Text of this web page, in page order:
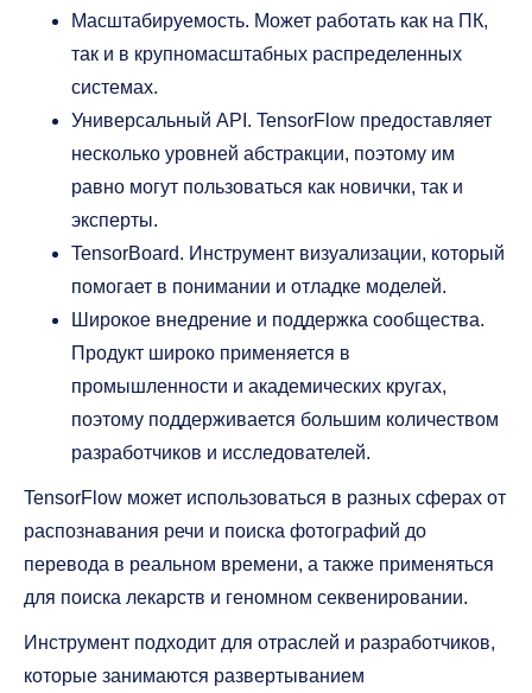
Масштабируемость. Может работать как на ПК,
так и в крупномасштабных распределенных
системах.
Универсальный API. TensorFlow предоставляет
несколько уровней абстракции, поэтому им
равно могут пользоваться как новички, так и
эксперты.
TensorBoard. Инструмент визуализации, который
помогает в понимании и отладке моделей.
Широкое внедрение и поддержка сообщества.
Продукт широко применяется в
промышленности и академических кругах,
поэтому поддерживается большим количеством
разработчиков и исследователей.
TensorFlow может использоваться в разных сферах от
распознавания речи и поиска фотографий до
перевода в реальном времени, а также применяться
для поиска лекарств и геномном секвенировании.
Инструмент подходит для отраслей и разработчиков,
которые занимаются развертыванием